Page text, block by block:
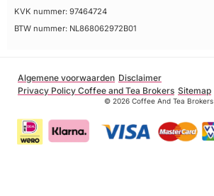
KVK nummer: 97464724
BTW nummer: NL868062972B01
Algemene voorwaarden Disclaimer
Privacy Policy Coffee and Tea Brokers Sitemap
© 2026 Coffee And Tea Brokers